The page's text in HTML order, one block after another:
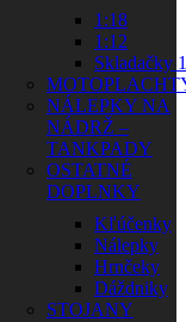
1:18
1:12
Skladačky
NÁLEPKY NA
NÁDRŽ –
TANKPADY
OSTATNÉ
DOPLNKY
Kľúčenky
Nálepky
Hrnčeky
Dáždniky
STOJANY